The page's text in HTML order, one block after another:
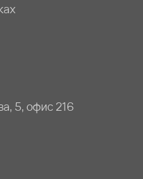
5, офис 216